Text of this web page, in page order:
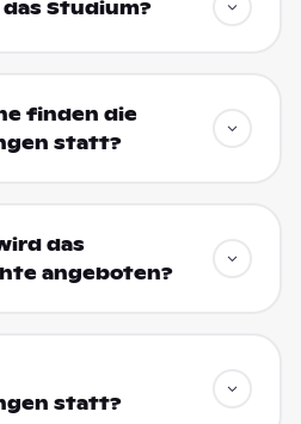
Studium?
finden die
statt?
das
angeboten?
statt?